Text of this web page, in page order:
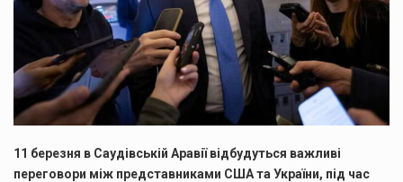
11 березня в Саудівській Аравії відбудуться важливі
переговори між представниками США та України, під час